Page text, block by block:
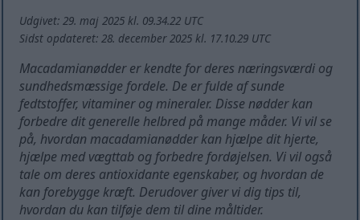
Udgivet: 29. maj 2025 kl. 09.34.22 UTC
Sidst opdateret: 28. december 2025 kl. 17.10.29 UTC
Macadamianødder er kendte for deres næringsværdi og
sundhedsmæssige fordele. De er fulde af sunde
fedtstoffer, vitaminer og mineraler. Disse nødder kan
forbedre dit generelle helbred på mange måder. Vi vil se
på, hvordan macadamianødder kan hjælpe dit hjerte,
hjælpe med vægttab og forbedre fordøjelsen. Vi vil også
tale om deres antioxidante egenskaber, og hvordan de
kan forebygge kræft. Derudover giver vi dig tips til,
hvordan du kan tilføje dem til dine måltider.